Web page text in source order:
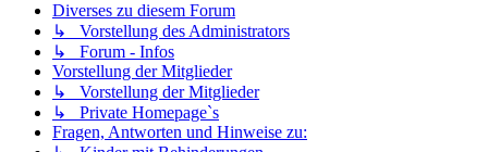
Diverses zu diesem Forum
↳ Vorstellung des Administrators
↳ Forum - Infos
Vorstellung der Mitglieder
↳ Vorstellung der Mitglieder
↳ Private Homepage`s
Fragen, Antworten und Hinweise zu: